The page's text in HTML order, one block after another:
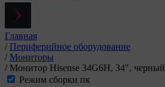
Главная
/ Периферийное оборудование
/ Мониторы
/ Монитор Hisense 34G6H, 34", черный
Режим сборки пк